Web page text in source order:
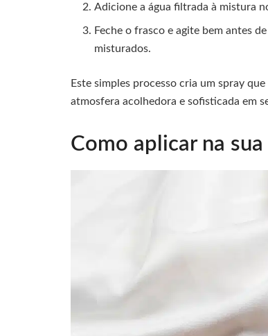
Adicione a água filtrada à mistura
Feche o frasco e agite bem antes
misturados.
Este simples processo cria um spray
atmosfera acolhedora e sofisticada em
Como aplicar na sua